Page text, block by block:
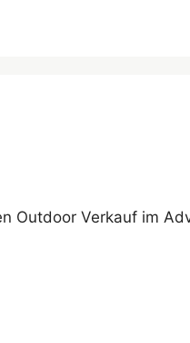
Outdoor Verkauf im